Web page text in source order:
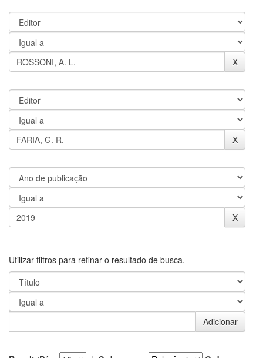
Utilizar filtros para refinar o resultado de busca.